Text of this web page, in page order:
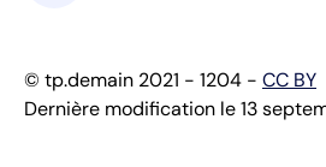
© tp.demain 2021 - 1204 - CC BY
Dernière modification le 13